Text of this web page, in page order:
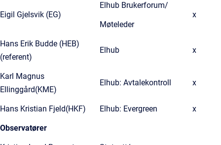
Eigil Gjelsvik (EG)
Elhub Brukerforum/
Møteleder
x
Hans Erik Budde (HEB)
(referent)
Elhub x
Karl Magnus
Ellinggård(KME)
Elhub: Avtalekontroll x
Hans Kristian Fjeld(HKF) Elhub: Evergreen x
Observatører